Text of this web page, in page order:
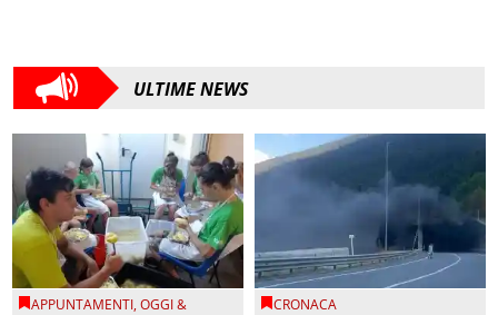
ULTIME NEWS
APPUNTAMENTI,OGGI &
CRONACA